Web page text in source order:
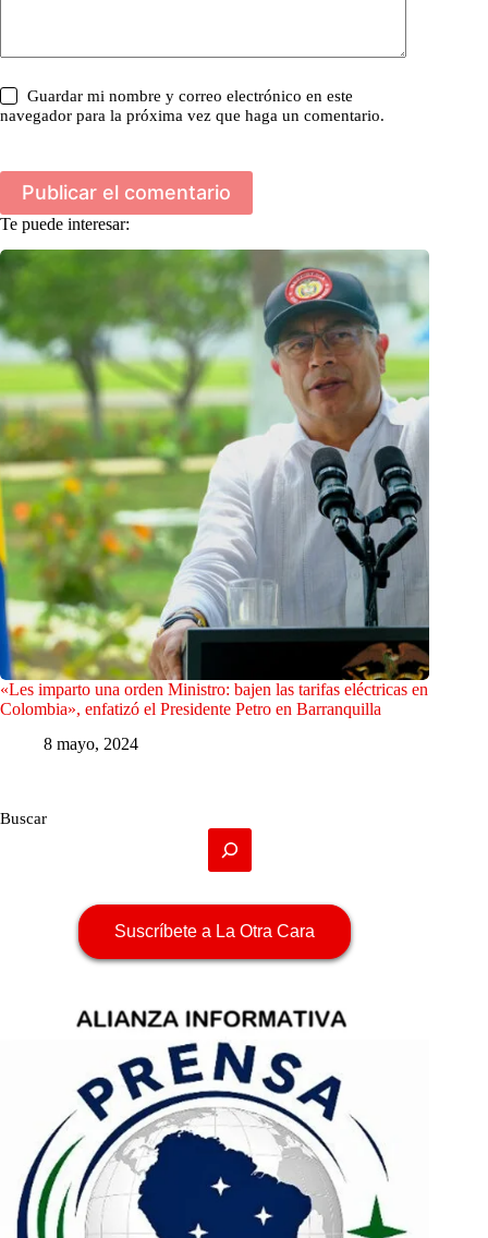
Guardar mi nombre y correo electrónico en este
navegador para la próxima vez que haga un comentario.
Publicar el comentario
Te puede interesar:
«Les imparto una orden Ministro: bajen las tarifas eléctricas en
Colombia», enfatizó el Presidente Petro en Barranquilla
8 mayo, 2024
Buscar
Suscríbete a La Otra Cara